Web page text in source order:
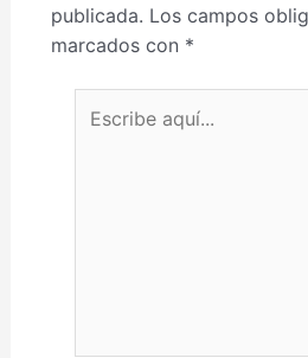
publicada. Los campos
marcados con *